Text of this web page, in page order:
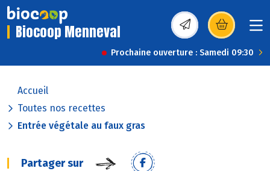
Biocoop Menneval (s’ouvre dans une
Prochaine ouverture : Samedi 09:30
Accueil
Toutes nos recettes
Entrée végétale au faux gras
Partager sur